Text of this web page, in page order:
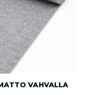
VAHVALLA